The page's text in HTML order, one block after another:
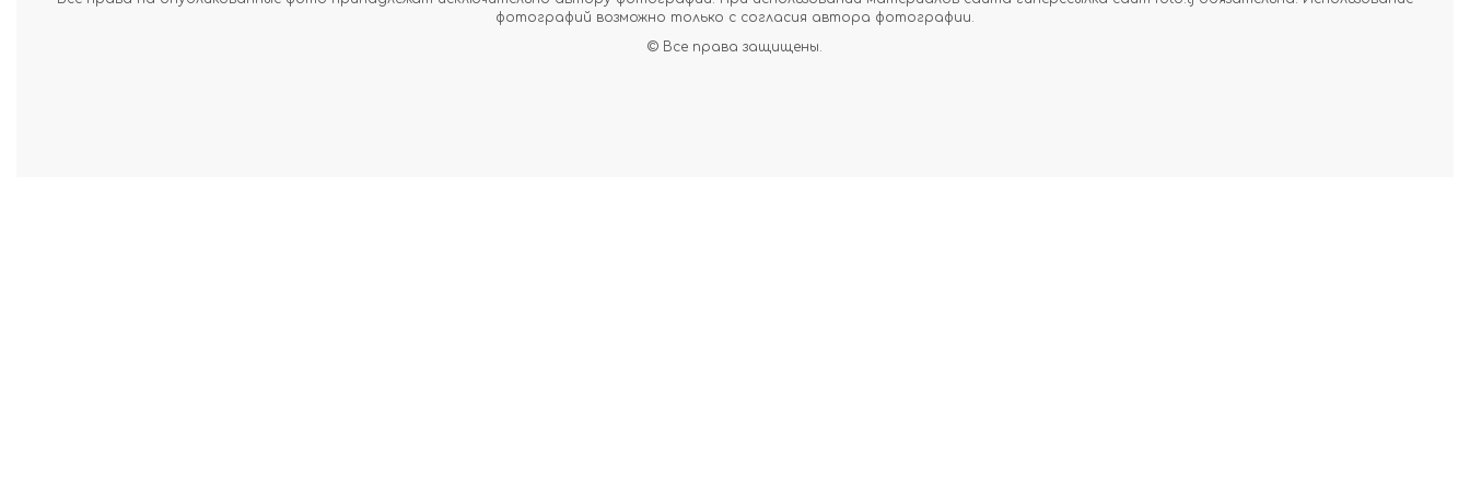
фотографий возможно только с согласия автора фотографии.
© Все права защищены.